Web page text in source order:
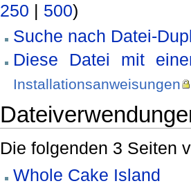
250 | 500)
Suche nach Datei-
Diese Datei mit
Installationsanweisungen
Die folgenden 3 Seiten
Whole Cake Island